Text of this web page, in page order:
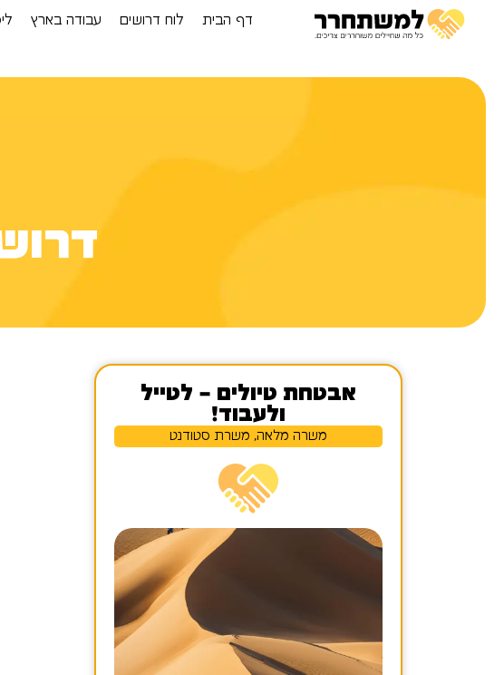
דף הבית לוח דרושים עבודה בארץ
אבטחת טיולים – לטייל
ולעבוד!
משרה מלאה, משרת סטודנט